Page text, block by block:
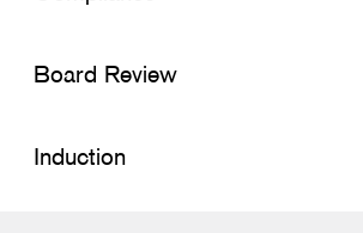
Board Review
Induction